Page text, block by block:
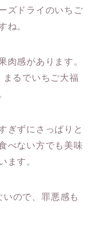
ズドライのいちご
ね。
肉感があります。
るでいちご大福
ぎずにさっぱりと
べない方でも美味
ます。
ので、罪悪感も